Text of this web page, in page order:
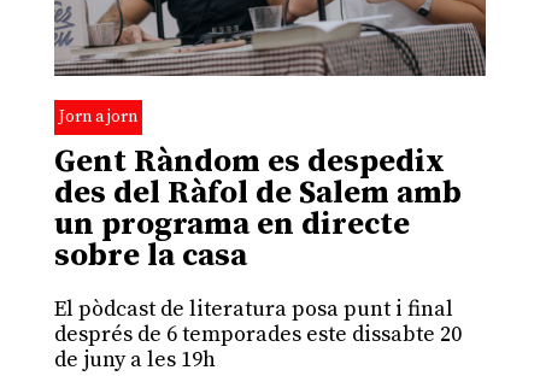
Jorn a jorn
Gent Ràndom es despedix
des del Ràfol de Salem amb
un programa en directe
sobre la casa
El pòdcast de literatura posa punt i final
després de 6 temporades este dissabte 20
de juny a les 19h